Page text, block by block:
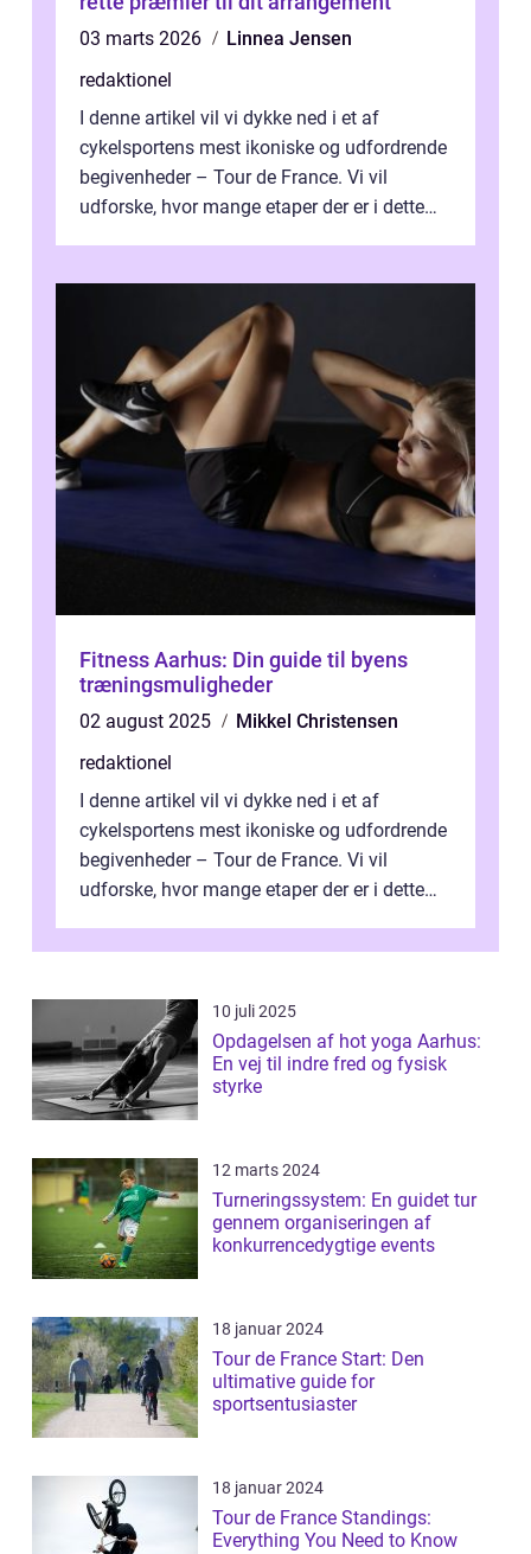
03 marts 2026
Linnea Jensen
redaktionel
I denne artikel vil vi dykke ned i et af
cykelsportens mest ikoniske og udfordrende
begivenheder – Tour de France. Vi vil
udforske, hvor mange etaper der er i dette
Fitness Aarhus: Din guide til byens
træningsmuligheder
02 august 2025
Mikkel Christensen
redaktionel
I denne artikel vil vi dykke ned i et af
cykelsportens mest ikoniske og udfordrende
begivenheder – Tour de France. Vi vil
udforske, hvor mange etaper der er i dette
10 juli 2025
Opdagelsen af hot yoga Aarhus:
En vej til indre fred og fysisk
styrke
12 marts 2024
Turneringssystem: En guidet tur
gennem organiseringen af
konkurrencedygtige events
18 januar 2024
Tour de France Start: Den
ultimative guide for
sportsentusiaster
18 januar 2024
Tour de France Standings:
Everything You Need to Know